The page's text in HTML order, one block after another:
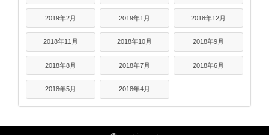
2019年2月 2019年1月 2018年12月
2018年11月 2018年10月 2018年9月
2018年8月 2018年7月 2018年6月
2018年5月 2018年4月